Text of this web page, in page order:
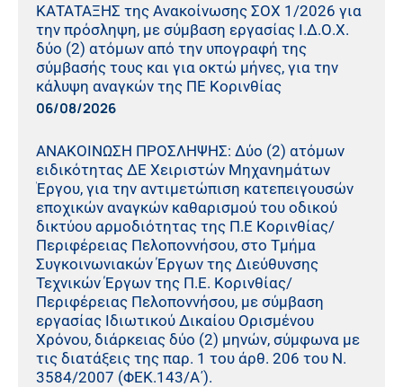
ΚΑΤΑΤΑΞΗΣ της Ανακοίνωσης ΣΟΧ 1/2026 για
την πρόσληψη, με σύμβαση εργασίας Ι.Δ.Ο.Χ.
δύο (2) ατόμων από την υπογραφή της
σύμβασής τους και για οκτώ μήνες, για την
κάλυψη αναγκών της ΠΕ Κορινθίας
06/08/2026
ΑΝΑΚΟΙΝΩΣΗ ΠΡΟΣΛΗΨΗΣ: Δύο (2) ατόμων
ειδικότητας ΔΕ Χειριστών Μηχανημάτων
Έργου, για την αντιμετώπιση κατεπειγουσών
εποχικών αναγκών καθαρισμού του οδικού
δικτύου αρμοδιότητας της Π.Ε Κορινθίας/
Περιφέρειας Πελοποννήσου, στο Τμήμα
Συγκοινωνιακών Έργων της Διεύθυνσης
Τεχνικών Έργων της Π.Ε. Κορινθίας/
Περιφέρειας Πελοποννήσου, με σύμβαση
εργασίας Ιδιωτικού Δικαίου Ορισμένου
Χρόνου, διάρκειας δύο (2) μηνών, σύμφωνα με
τις διατάξεις της παρ. 1 του άρθ. 206 του Ν.
3584/2007 (ΦΕΚ.143/Α΄).